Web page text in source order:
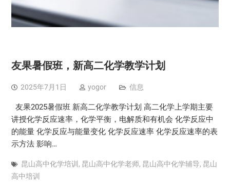
友果暑假班，新高二化学教学计划
2025年7月1日 yogor 信息
友果2025暑假班 新高二化学教学计划 高二化学上学期主要
讲授化学反应速率，化学平衡，电解质和有机会 化学反应中
的能量 化学反应与能量变化 化学反应速率 化学反应速率的表
示方法 影响…
昆山高中化学培训, 昆山高中化学老师, 昆山高中化学辅导, 昆山
高中培训